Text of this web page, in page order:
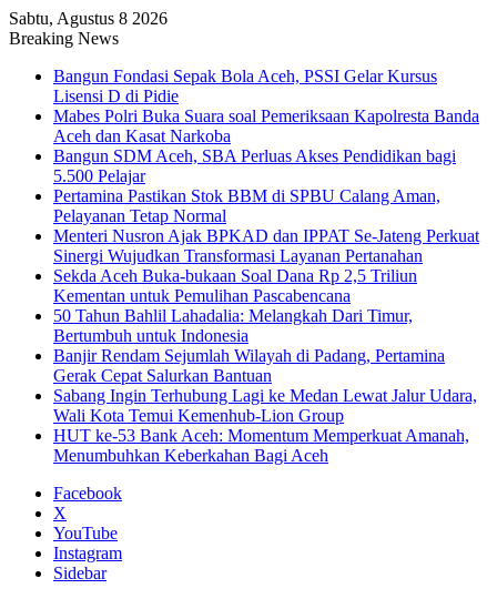
Sabtu, Agustus 8 2026
Breaking News
Bangun Fondasi Sepak Bola Aceh, PSSI Gelar Kursus
Lisensi D di Pidie
Mabes Polri Buka Suara soal Pemeriksaan Kapolresta Banda
Aceh dan Kasat Narkoba
Bangun SDM Aceh, SBA Perluas Akses Pendidikan bagi
5.500 Pelajar
Pertamina Pastikan Stok BBM di SPBU Calang Aman,
Pelayanan Tetap Normal
Menteri Nusron Ajak BPKAD dan IPPAT Se-Jateng Perkuat
Sinergi Wujudkan Transformasi Layanan Pertanahan
Sekda Aceh Buka-bukaan Soal Dana Rp 2,5 Triliun
Kementan untuk Pemulihan Pascabencana
50 Tahun Bahlil Lahadalia: Melangkah Dari Timur,
Bertumbuh untuk Indonesia
Banjir Rendam Sejumlah Wilayah di Padang, Pertamina
Gerak Cepat Salurkan Bantuan
Sabang Ingin Terhubung Lagi ke Medan Lewat Jalur Udara,
Wali Kota Temui Kemenhub-Lion Group
HUT ke-53 Bank Aceh: Momentum Memperkuat Amanah,
Menumbuhkan Keberkahan Bagi Aceh
Facebook
X
YouTube
Instagram
Sidebar